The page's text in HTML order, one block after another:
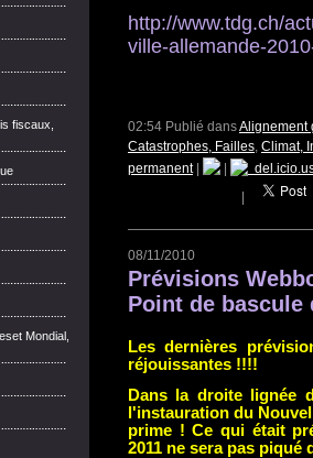
fiscaux,
Mondial,
http://www.tdg.ch/
ville-allemande-
02:54 Publié dansAlignement
Catastrophes, Failles, Climat,
permanent|
08/11/2010
Prévisions
Point de
Les dernières
réjouissantes !!!!
Dans la droite lignée
l'instauration du
prime ! Ce qui était
2011 ne sera pas piqué